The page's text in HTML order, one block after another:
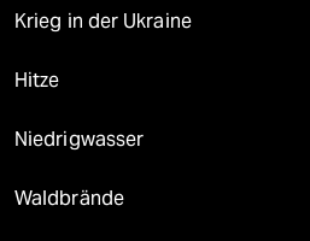
Krieg in der Ukraine
Hitze
Niedrigwasser
Waldbrände